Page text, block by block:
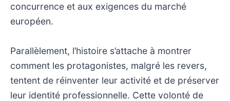
concurrence et aux exigences du marché
européen.
Parallèlement, l’histoire s’attache à montrer
comment les protagonistes, malgré les revers,
tentent de réinventer leur activité et de préserver
leur identité professionnelle. Cette volonté de